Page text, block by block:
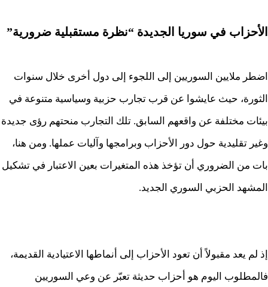
الأحزاب في سوريا الجديدة “نظرة مستقبلية ضرورية”
اضطر ملايين السوريين إلى اللجوء إلى دول أخرى خلال سنوات
الثورة، حيث عايشوا عن قرب تجارب حزبية وسياسية متنوعة في
بيئات مختلفة عن واقعهم السابق. تلك التجارب منحتهم رؤى جديدة
وغير تقليدية حول دور الأحزاب وبرامجها وآليات عملها. ومن هنا،
بات من الضروري أن تؤخذ هذه المتغيرات بعين الاعتبار في تشكيل
المشهد الحزبي السوري الجديد.
إذ لم يعد مقبولاً أن تعود الأحزاب إلى أنماطها الاعتيادية القديمة،
فالمطلوب اليوم هو أحزاب حديثة تعبّر عن وعي السوريين